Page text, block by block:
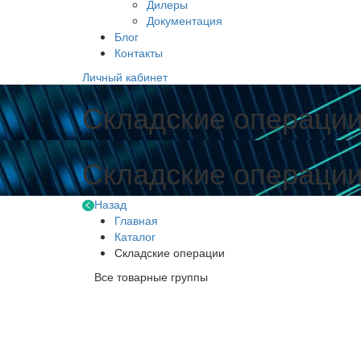
Дилеры
Документация
Блог
Контакты
Личный кабинет
Складские
Складские
Назад
Главная
Каталог
Складские операции
Все товарные группы